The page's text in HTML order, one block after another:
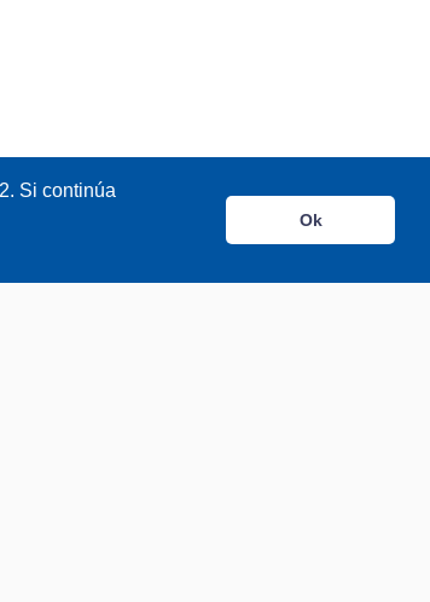
Si continúa
Ok